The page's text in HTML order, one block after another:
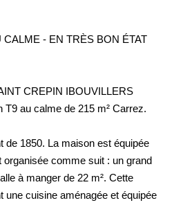
/ GÉRER
CLIENTS
Clients
- EN TRÈS BON ÉTAT
CREPIN IBOUVILLERS
au calme de 215 m² Carrez.
de 1850. La maison est équipée
organisée comme suit : un grand
à manger de 22 m². Cette
une cuisine aménagée et équipée